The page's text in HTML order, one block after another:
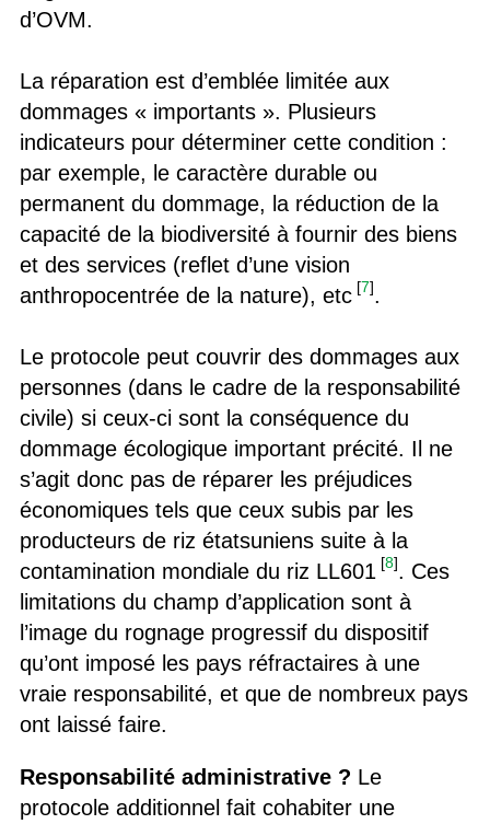
d’OVM.
La réparation est d’emblée limitée aux
dommages « importants ». Plusieurs
indicateurs pour déterminer cette condition :
par exemple, le caractère durable ou
permanent du dommage, la réduction de la
capacité de la biodiversité à fournir des biens
et des services (reflet d’une vision
anthropocentrée de la nature), etc [7].
Le protocole peut couvrir des dommages aux
personnes (dans le cadre de la responsabilité
civile) si ceux-ci sont la conséquence du
dommage écologique important précité. Il ne
s’agit donc pas de réparer les préjudices
économiques tels que ceux subis par les
producteurs de riz étatsuniens suite à la
contamination mondiale du riz LL601 [8]. Ces
limitations du champ d’application sont à
l’image du rognage progressif du dispositif
qu’ont imposé les pays réfractaires à une
vraie responsabilité, et que de nombreux pays
ont laissé faire.
Responsabilité administrative ? Le
protocole additionnel fait cohabiter une